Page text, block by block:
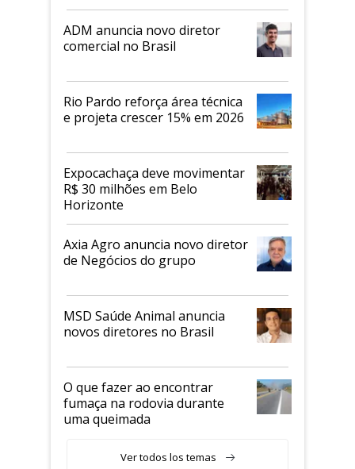
ADM anuncia novo diretor
comercial no Brasil
Rio Pardo reforça área técnica
e projeta crescer 15% em 2026
Expocachaça deve movimentar
R$ 30 milhões em Belo
Horizonte
Axia Agro anuncia novo diretor
de Negócios do grupo
MSD Saúde Animal anuncia
novos diretores no Brasil
O que fazer ao encontrar
fumaça na rodovia durante
uma queimada
Ver todos los temas